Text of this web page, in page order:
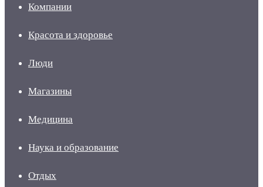
Компании
Красота и здоровье
Люди
Магазины
Медицина
Наука и образование
Отдых